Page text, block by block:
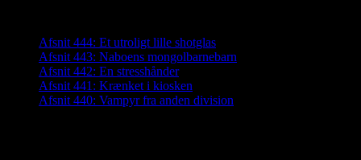
Afsnit 444: Et utroligt lille shotglas
Afsnit 443: Naboens mongolbarnebarn
Afsnit 442: En stresshånder
Afsnit 441: Krænket i kiosken
Afsnit 440: Vampyr fra anden division